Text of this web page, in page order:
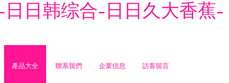
日韩综合-日日久大香蕉-
產品大全 聯系我們 企業信息 訪客留言